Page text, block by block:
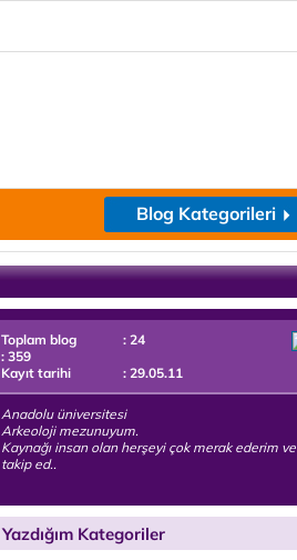
Blog Kategorileri
Toplam blog
: 24
: 359
Kayıt tarihi
: 29.05.11
Anadolu üniversitesi
Arkeoloji mezunuyum.
Kaynağı insan olan herşeyi çok merak ederim ve
takip ed..
Yazdığım Kategoriler